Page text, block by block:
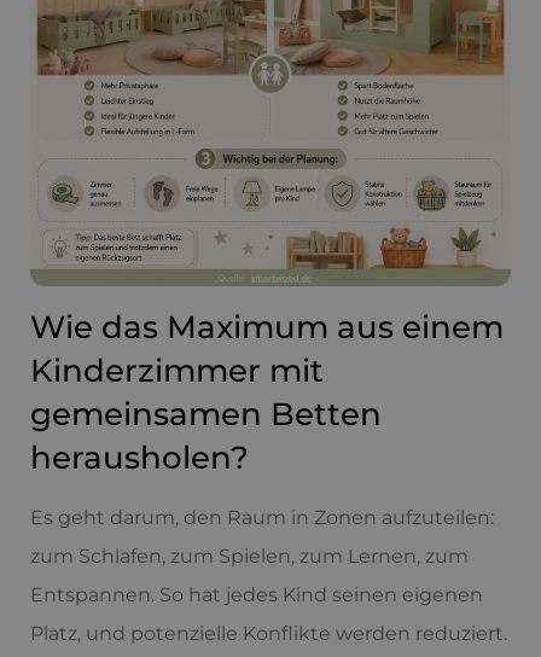
Wie das Maximum aus einem
Kinderzimmer mit
gemeinsamen Betten
herausholen?
Es geht darum, den Raum in Zonen aufzuteilen:
zum Schlafen, zum Spielen, zum Lernen, zum
Entspannen. So hat jedes Kind seinen eigenen
Platz, und potenzielle Konflikte werden reduziert.